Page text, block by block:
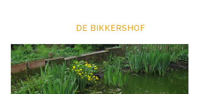
DE BIKKERSHOF